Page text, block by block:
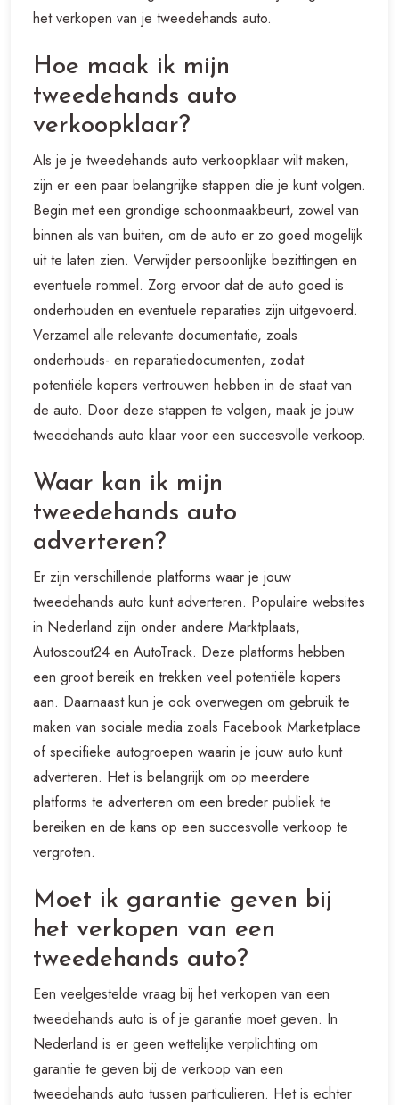
het verkopen van je tweedehands auto.
Hoe maak ik mijn
tweedehands auto
verkoopklaar?
Als je je tweedehands auto verkoopklaar wilt maken,
zijn er een paar belangrijke stappen die je kunt volgen.
Begin met een grondige schoonmaakbeurt, zowel van
binnen als van buiten, om de auto er zo goed mogelijk
uit te laten zien. Verwijder persoonlijke bezittingen en
eventuele rommel. Zorg ervoor dat de auto goed is
onderhouden en eventuele reparaties zijn uitgevoerd.
Verzamel alle relevante documentatie, zoals
onderhouds- en reparatiedocumenten, zodat
potentiële kopers vertrouwen hebben in de staat van
de auto. Door deze stappen te volgen, maak je jouw
tweedehands auto klaar voor een succesvolle verkoop.
Waar kan ik mijn
tweedehands auto
adverteren?
Er zijn verschillende platforms waar je jouw
tweedehands auto kunt adverteren. Populaire websites
in Nederland zijn onder andere Marktplaats,
Autoscout24 en AutoTrack. Deze platforms hebben
een groot bereik en trekken veel potentiële kopers
aan. Daarnaast kun je ook overwegen om gebruik te
maken van sociale media zoals Facebook Marketplace
of specifieke autogroepen waarin je jouw auto kunt
adverteren. Het is belangrijk om op meerdere
platforms te adverteren om een breder publiek te
bereiken en de kans op een succesvolle verkoop te
vergroten.
Moet ik garantie geven bij
het verkopen van een
tweedehands auto?
Een veelgestelde vraag bij het verkopen van een
tweedehands auto is of je garantie moet geven. In
Nederland is er geen wettelijke verplichting om
garantie te geven bij de verkoop van een
tweedehands auto tussen particulieren. Het is echter